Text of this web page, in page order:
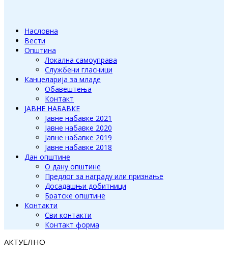
Насловна
Вести
Општина
Локална самоуправа
Службени гласници
Канцеларија за младе
Обавештења
Контакт
ЈАВНЕ НАБАВКЕ
Јавне набавке 2021
Јавне набавке 2020
Јавне набавке 2019
Јавне набавке 2018
Дан општине
О дану општине
Предлог за награду или признање
Досадашњи добитници
Братске општине
Контакти
Сви контакти
Контакт форма
АКТУЕЛНО